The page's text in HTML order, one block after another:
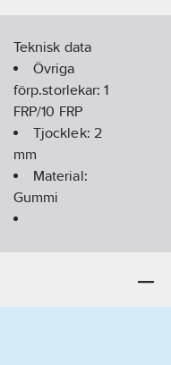
Teknisk data
Övriga
förp.storlekar:1
FRP/10 FRP
Tjocklek: 2
mm
Material:
Gummi
Innerdiameter: